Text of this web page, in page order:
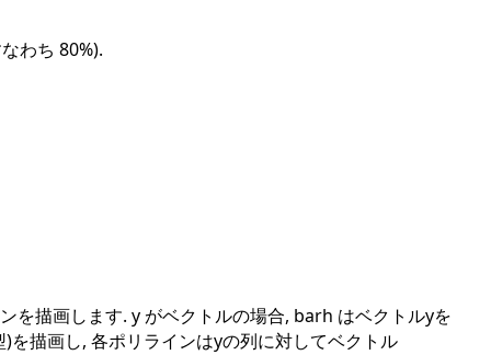
わち 80%).
を描画します. y がベクトルの場合, barh はベクトルyを
描画し, 各ポリラインはyの列に対してベクトル